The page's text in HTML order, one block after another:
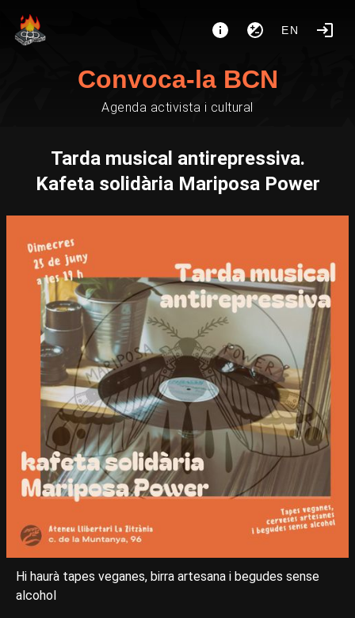
EN
Convoca-la BCN
Agenda activista i cultural
Tarda musical antirepressiva.
Kafeta solidària Mariposa Power
Hi haurà tapes veganes, birra artesana i begudes sense
alcohol